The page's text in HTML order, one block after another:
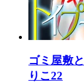
ゴミ屋敷
りこ22